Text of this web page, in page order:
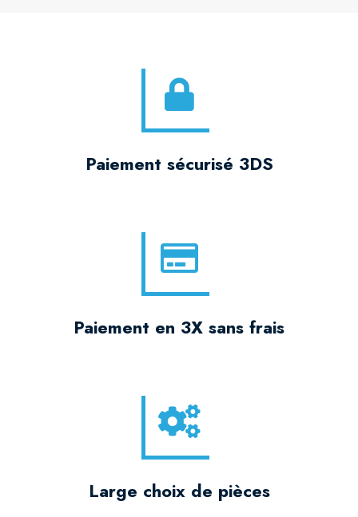
Paiement sécurisé 3DS
Paiement en 3X sans frais
Large choix de pièces